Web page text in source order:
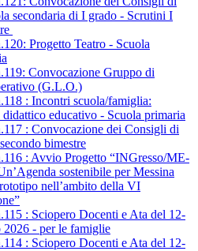
secondaria di I grado - Scrutini I
Progetto Teatro - Scuola
Convocazione Gruppo di
(G.L.O.)
: Incontri scuola/famiglia:
didattico educativo - Scuola primaria
: Convocazione dei Consigli di
bimestre
: Avvio Progetto “INGresso/ME-
sostenibile per Messina
nell’ambito della VI
: Sciopero Docenti e Ata del 12-
2026 - per le famiglie
: Sciopero Docenti e Ata del 12-